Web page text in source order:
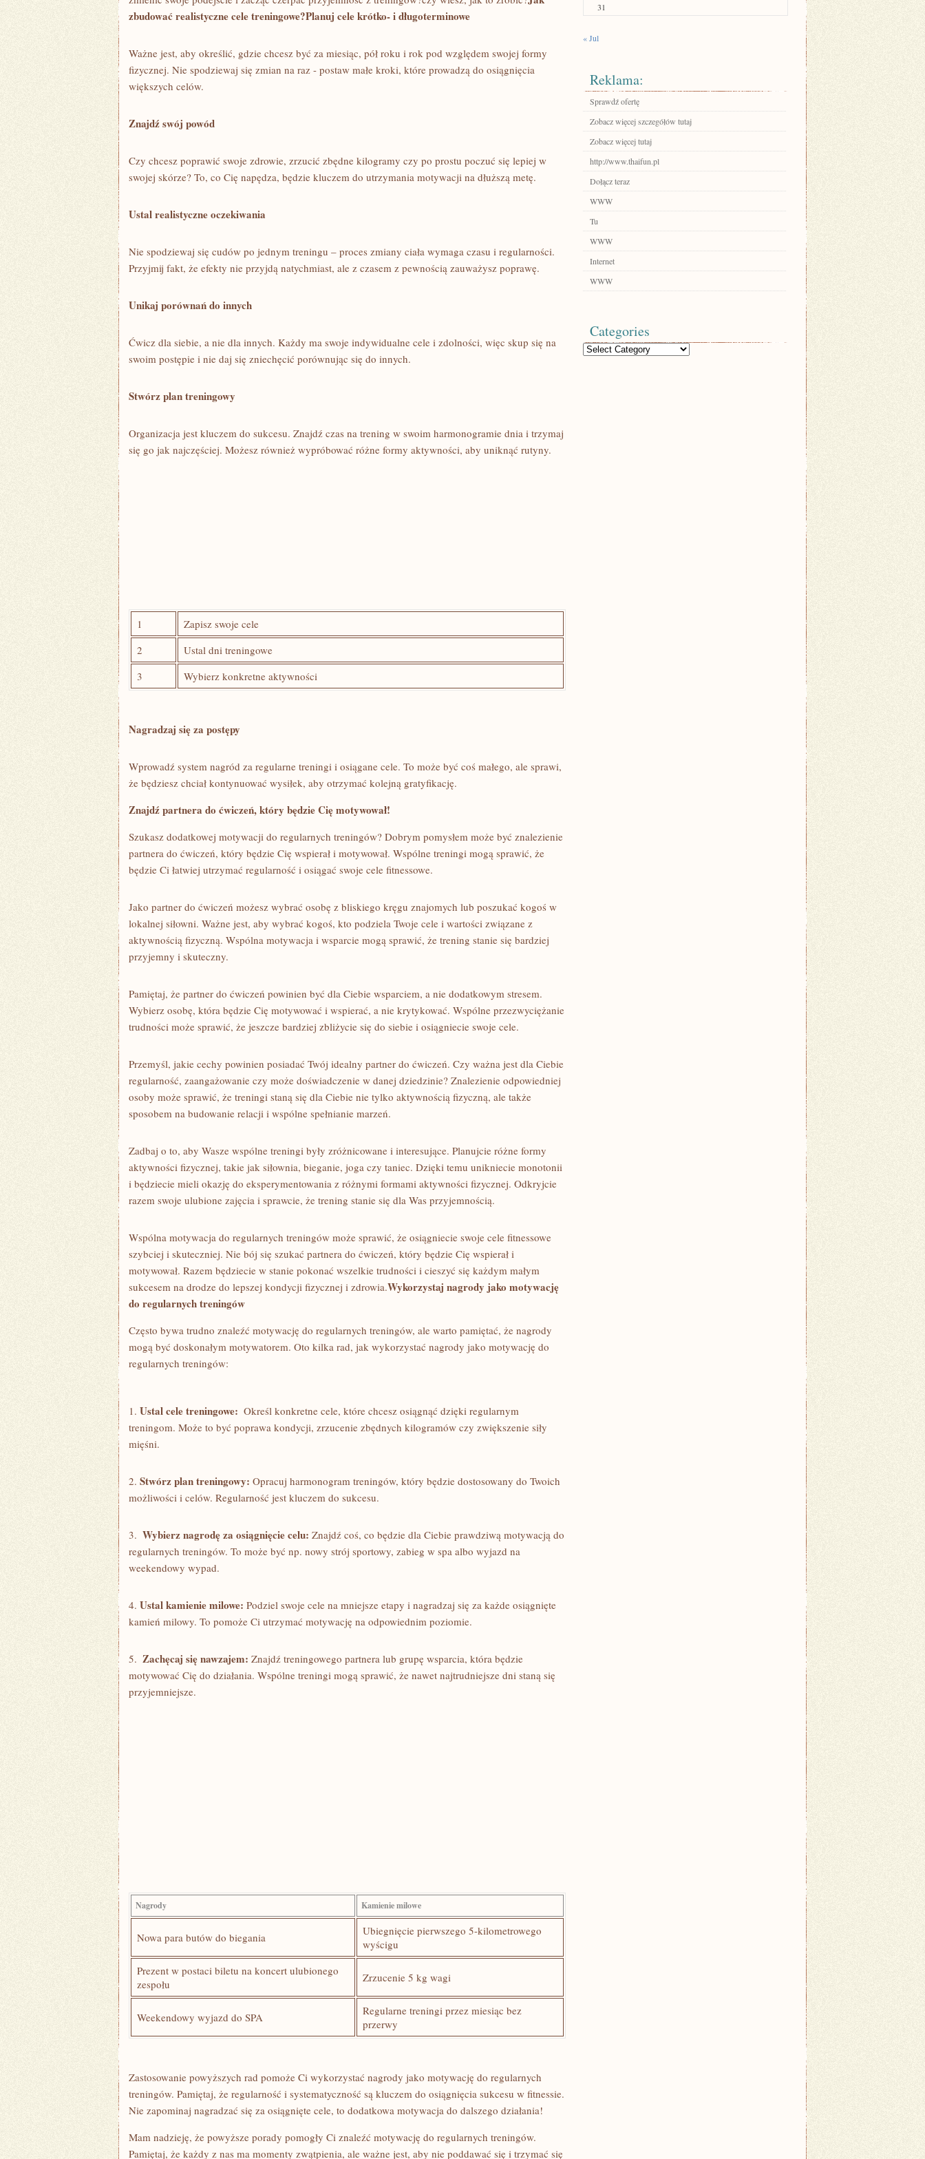
zbudować realistyczne cele treningowe?Planuj cele krótko- ‌i długoterminowe
Ważne⁣ jest, aby ‌określić,⁣ gdzie chcesz być za‍ miesiąc, pół roku i rok pod względem swojej formy
fizycznej. Nie⁢ spodziewaj się⁤ zmian na raz ⁣- ‌postaw ⁣małe kroki, ‌które‌ prowadzą do osiągnięcia
większych celów.
Znajdź swój ⁢powód
Czy chcesz poprawić ​swoje zdrowie, zrzucić zbędne⁤ kilogramy czy po prostu⁢ poczuć się lepiej w
swojej skórze?‍ To, co Cię napędza, będzie kluczem‍ do utrzymania motywacji ​na dłuższą metę.
Ustal realistyczne oczekiwania
Nie spodziewaj⁤ się cudów po jednym ⁤treningu – proces‍ zmiany ciała wymaga czasu ⁣i regularności.
‌Przyjmij fakt, że efekty nie przyjdą ⁢natychmiast, ‌ale z czasem z ⁤pewnością zauważysz poprawę.
Unikaj porównań do innych
Ćwicz dla siebie, a nie dla ⁢innych.⁤ Każdy‌ ma swoje indywidualne cele i zdolności, więc‌ skup się na
swoim postępie i ‌nie daj się zniechęcić porównując się​ do ‌innych.
Stwórz plan ‍treningowy
Organizacja jest kluczem do sukcesu. Znajdź ‌czas na trening w‍ swoim harmonogramie⁣ dnia i trzymaj
się ⁤go jak najczęściej. Możesz ⁤również wypróbować różne‌ formy aktywności, aby uniknąć‍ rutyny.
1
Zapisz swoje cele
2
Ustal ​dni treningowe
3
Wybierz ⁣konkretne aktywności
Nagradzaj się‍ za postępy
Wprowadź‍ system ​nagród za regularne treningi i⁢ osiągane cele. To może być coś małego, ale sprawi,
że będziesz⁤ chciał kontynuować‌ wysiłek, aby​ otrzymać kolejną gratyfikację.
Znajdź partnera ⁤do ćwiczeń, który będzie Cię motywował!
Szukasz dodatkowej ‍motywacji do regularnych treningów? ⁢Dobrym pomysłem może być znalezienie‍
partnera do ćwiczeń, który będzie Cię wspierał i motywował. ⁣Wspólne treningi mogą sprawić, że
⁤będzie Ci łatwiej‍ utrzymać regularność i osiągać swoje ‌cele fitnessowe.
Jako ​partner do​ ćwiczeń ⁤możesz wybrać osobę⁢ z​ bliskiego kręgu znajomych lub‍ poszukać kogoś w​
lokalnej⁢ siłowni. Ważne jest, ​aby wybrać ⁣kogoś, kto podziela Twoje cele‌ i wartości‍ związane z
aktywnością fizyczną. ‌Wspólna motywacja ⁢i wsparcie ⁤mogą sprawić, że⁤ trening stanie się bardziej
przyjemny i‍ skuteczny.
Pamiętaj, że partner do ćwiczeń powinien być ⁣dla Ciebie wsparciem, a nie dodatkowym stresem.
⁤Wybierz osobę, ‍która⁣ będzie Cię motywować i wspierać, a nie krytykować. Wspólne przezwyciężanie
trudności‌ może sprawić, że jeszcze ⁢bardziej zbliżycie się do siebie ⁣i osiągniecie ‍swoje⁣ cele.
Przemyśl, jakie cechy powinien posiadać‌ Twój idealny partner⁢ do ćwiczeń. Czy ważna ⁢jest dla ‍Ciebie
regularność, zaangażowanie czy może doświadczenie w danej dziedzinie? Znalezienie ‍odpowiedniej
osoby ‍może sprawić, ‍że ⁣treningi staną się dla Ciebie ‌nie tylko aktywnością ⁣fizyczną,⁣ ale także
sposobem na ‌budowanie relacji i wspólne spełnianie⁣ marzeń.‍
Zadbaj o to, aby Wasze ‌wspólne treningi były zróżnicowane i interesujące. Planujcie różne formy
aktywności fizycznej, ⁣takie jak siłownia, bieganie, joga ⁤czy taniec. Dzięki temu unikniecie monotonii
i będziecie mieli okazję do eksperymentowania z różnymi formami aktywności fizycznej. Odkryjcie
razem​ swoje ulubione zajęcia i sprawcie, że​ trening stanie się dla Was przyjemnością.
Wspólna motywacja do ⁤regularnych treningów może sprawić, ‌że osiągniecie swoje ⁤cele ‌fitnessowe⁢
szybciej⁣ i skuteczniej. ⁢Nie⁢ bój się​ szukać partnera do ćwiczeń, który⁢ będzie​ Cię⁣ wspierał i
motywował.⁢ Razem będziecie w stanie pokonać⁣ wszelkie ​trudności i cieszyć się każdym‍ małym
sukcesem na drodze ​do lepszej​ kondycji⁢ fizycznej ‌i zdrowia.Wykorzystaj nagrody⁤ jako motywację
⁣do ⁢regularnych treningów
Często bywa ⁤trudno‍ znaleźć motywację⁢ do regularnych treningów, ale⁢ warto pamiętać,⁤ że⁢ nagrody
mogą ‍być doskonałym motywatorem. Oto kilka⁢ rad,⁤ jak wykorzystać⁢ nagrody jako⁢ motywację do
regularnych ⁤treningów:
1. Ustal ‍cele treningowe: ‌ Określ konkretne cele, które chcesz ⁤osiągnąć dzięki regularnym​
treningom. Może to być poprawa kondycji, zrzucenie zbędnych kilogramów czy zwiększenie siły
mięśni.
2. Stwórz plan treningowy: Opracuj harmonogram treningów, ⁤który będzie dostosowany ⁢do Twoich⁣
możliwości i celów. Regularność ⁢jest kluczem do ⁣sukcesu.
3. ​ Wybierz nagrodę za⁢ osiągnięcie celu: Znajdź coś, co będzie dla Ciebie prawdziwą motywacją do
‌regularnych treningów. To⁤ może być np. nowy strój sportowy,⁣ zabieg w spa ‍albo wyjazd na
weekendowy wypad.
4.⁣ Ustal kamienie milowe: Podziel swoje cele⁢ na⁣ mniejsze etapy i nagradzaj ⁣się za każde osiągnięte
kamień milowy. To pomoże Ci utrzymać motywację na odpowiednim poziomie.
5. ​ Zachęcaj się nawzajem: Znajdź treningowego partnera ​lub grupę wsparcia, która będzie‌
motywować⁤ Cię do działania. ⁢Wspólne‌ treningi ​mogą sprawić,‌ że nawet najtrudniejsze dni ​staną się
przyjemniejsze.
Nagrody Kamienie milowe
Nowa para⁢ butów do biegania
Ubiegnięcie ‍pierwszego ⁤5-kilometrowego
wyścigu
Prezent w postaci biletu na koncert ulubionego⁣
zespołu
Zrzucenie 5​ kg wagi
Weekendowy wyjazd do SPA
Regularne treningi przez⁢ miesiąc bez
przerwy
Zastosowanie powyższych ⁤rad ⁣pomoże Ci wykorzystać nagrody jako ⁢motywację do regularnych
treningów.⁣ Pamiętaj, że regularność ⁤i ‌systematyczność ⁤są kluczem ⁤do osiągnięcia⁢ sukcesu w fitnessie.
Nie zapominaj nagradzać się za⁣ osiągnięte⁢ cele, ⁤to dodatkowa motywacja​ do dalszego działania!
Mam⁣ nadzieję, że powyższe porady pomogły Ci znaleźć motywację do regularnych treningów.
Pamiętaj, że ‌każdy z nas ma momenty zwątpienia, ale ważne‌ jest, aby nie‍ poddawać się i trzymać się‍
31
« Jul
Reklama:
Sprawdź ofertę
Zobacz więcej szczegółów tutaj
Zobacz więcej tutaj
http://www.thaifun.pl
Dołącz teraz
WWW
Tu
WWW
Internet
WWW
Categories
Categories